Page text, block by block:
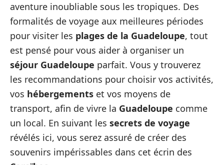
aventure inoubliable sous les tropiques. Des
formalités de voyage aux meilleures périodes
pour visiter les plages de la Guadeloupe, tout
est pensé pour vous aider à organiser un
séjour Guadeloupe parfait. Vous y trouverez
les recommandations pour choisir vos activités,
vos hébergements et vos moyens de
transport, afin de vivre la Guadeloupe comme
un local. En suivant les secrets de voyage
révélés ici, vous serez assuré de créer des
souvenirs impérissables dans cet écrin des